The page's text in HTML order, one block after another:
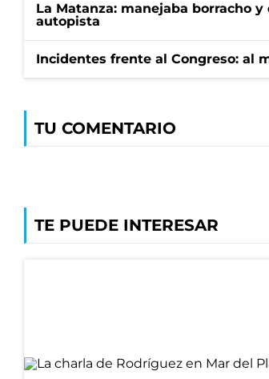
La Matanza: manejaba borracho
autopista
Incidentes frente al Congreso: al
TU COMENTARIO
TE PUEDE INTERESAR